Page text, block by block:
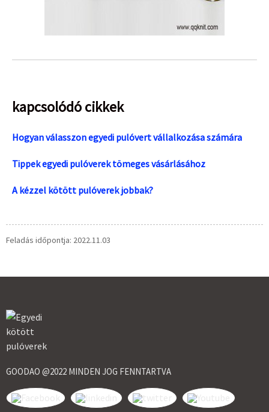
kapcsolódó cikkek
Hogyan válasszon egyedi pulóvert vállalkozása számára
Tippek egyedi pulóverek tömeges vásárlásához
A kézzel kötött pulóverek jobbak?
Feladás időpontja: 2022.11.03
GOODAO @2022 MINDEN JOG FENNTARTVA